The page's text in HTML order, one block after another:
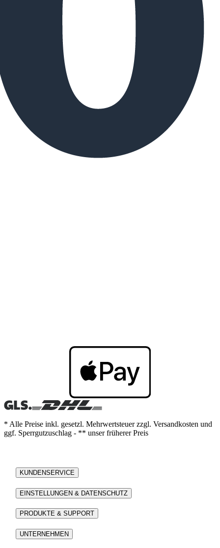
* Alle Preise inkl. gesetzl. Mehrwertsteuer zzgl. Versandkosten und
ggf. Sperrgutzuschlag - ** unser früherer Preis
KUNDENSERVICE
EINSTELLUNGEN & DATENSCHUTZ
PRODUKTE & SUPPORT
UNTERNEHMEN